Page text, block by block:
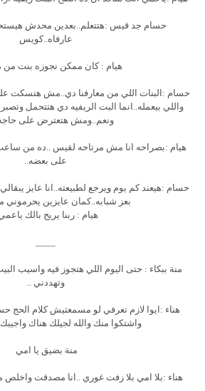
حسام جد قيس :هتتعلم..بعدين محدش
عارفاه..كويس
هيام : كان ممكن نجوزه بنت من
حسام :البنات اللي من معارفنا دي..مش هتسكت
واللي بيعمله..انما البت الريفيه دي هتتحمل
ونعم..ومش هتعترض على حاجه
هيام :بصراحه انا مش مرتاحه لقيس ..ده من
على بعضه..
حسام :هيعند كم يوم ويرجع لطبيعته..انا عايز
بعز شبابه..كمان عايزين يحرموني
هيام : ربنا يريح بالك
منة ببكاء : حتى اليوم اللي هتجوز فيه واسيب
وتهددني ..
هناء :ايوا لازم تعرفي لو مسمعتيش كلام الحج
واشتكوا منك والله لجيلك هناك
منة بضيق يا امي
هناء :بلا امي بلا زفت غوري ..انا مصدقت واخلص